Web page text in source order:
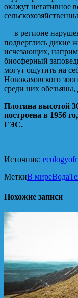
окажут негативное
— в регионе
подверглись дикие
исчезающих,
биосферный
могут ощутить на
Новокаховского
среди них обезьяны,
Плотина высотой
построена в 1956
ГЭС.
Источник:
МеткиВ миреВода
Похожие записи